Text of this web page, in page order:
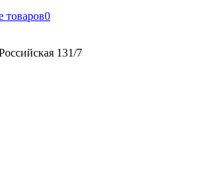
товаров0
131/7